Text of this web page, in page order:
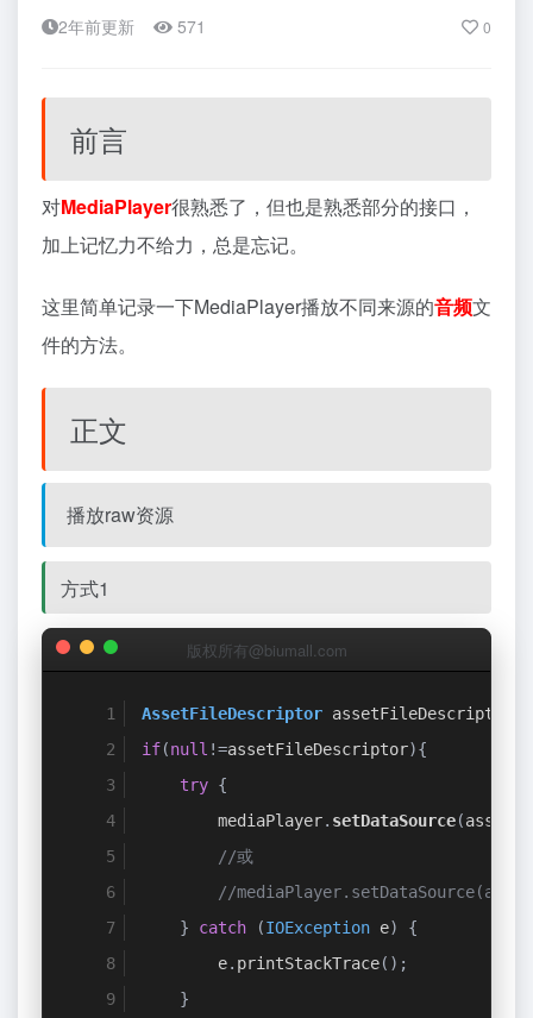
2年前更新 571 0
前言
对MediaPlayer很熟悉了，但也是熟悉部分的接口，
加上记忆力不给力，总是忘记。
这里简单记录一下MediaPlayer播放不同来源的音频文
件的方法。
正文
播放raw资源
方式1
版权所有@biumall.com
AssetFileDescriptor assetFileDescriptor
if(null !=assetFileDescriptor){
try {
mediaPlayer. setDataSource(
//或
//
}
catch (IOException e)
{
e. printStackTrace();
}